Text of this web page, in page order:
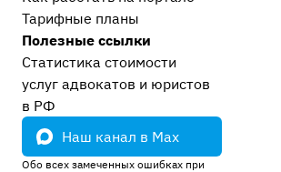
Тарифные планы
Полезные ссылки
Статистика стоимости
услуг адвокатов и юристов
в РФ
Наш канал в Max
Обо всех замеченных ошибках при